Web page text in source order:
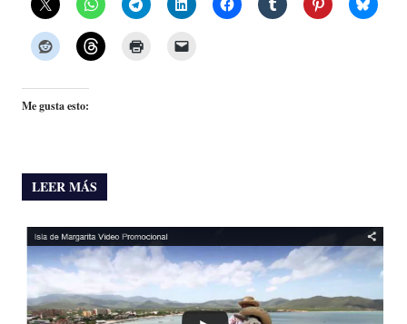
Me gusta esto:
LEER MÁS